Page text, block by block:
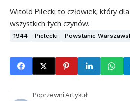
Witold Pilecki to człowiek, który
wszystkich tych czynów.
1944 Pielecki Powstanie
Poprzewni Artykuł